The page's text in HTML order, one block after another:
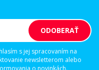
s jej spracovaním na
newsletterom alebo
o novinkách.